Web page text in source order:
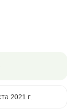
2021 г.